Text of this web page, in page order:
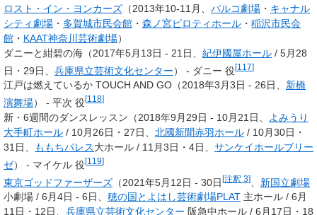
ロスト・イン・ヨンカーズ （2013年10-11月、 パルコ劇場 ・ キャナル
シティ劇場 ・ 多賀城市民会館 ・ 森ノ宮ピロティホール ・ 稲沢市民会
館 ・ KAAT神奈川芸術劇場）
ダニーと紺碧の海（2017年5月13日 - 21日、 紀伊國屋ホール / 5月28
日・29日、 兵庫県立芸術文化センター） - ダニー 役[117]
江戸は燃えているか TOUCH AND GO（2018年3月3日 - 26日、 新橋
演舞場） - 平次 役[118]
新・6週間のダンスレッスン（2018年9月29日 - 10月21日、
よみうり
大手町ホール / 10月26日・27日、 北國新聞赤羽ホール / 10月30日・
31日、
ももちパレス大ホール / 11月3日・4日、 サンケイホールブリー
ゼ） - マイケル 役[119]
東京ゴッドファーザーズ （2021年5月12日 - 30日[注釈 3]
新国立劇場
小劇場 / 6月4日 - 6日、 穂の国とよはし芸術劇場PLAT 主ホール / 6月
11日・12日、 兵庫県立芸術文化センター 阪急中ホール / 6月17日・18